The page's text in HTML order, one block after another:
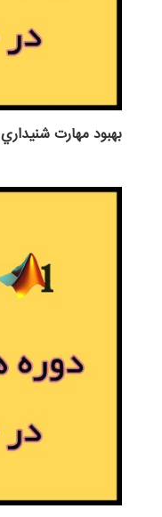
بهبود مهارت شنيداري